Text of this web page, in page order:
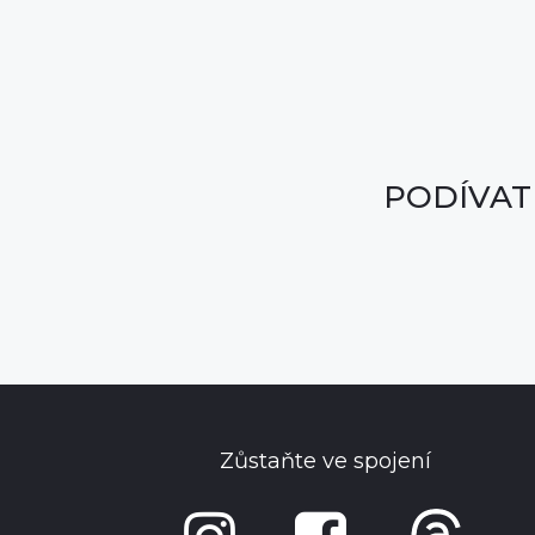
Zůstaňte ve spojení